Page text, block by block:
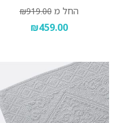
החל מ ₪919.00
₪459.00